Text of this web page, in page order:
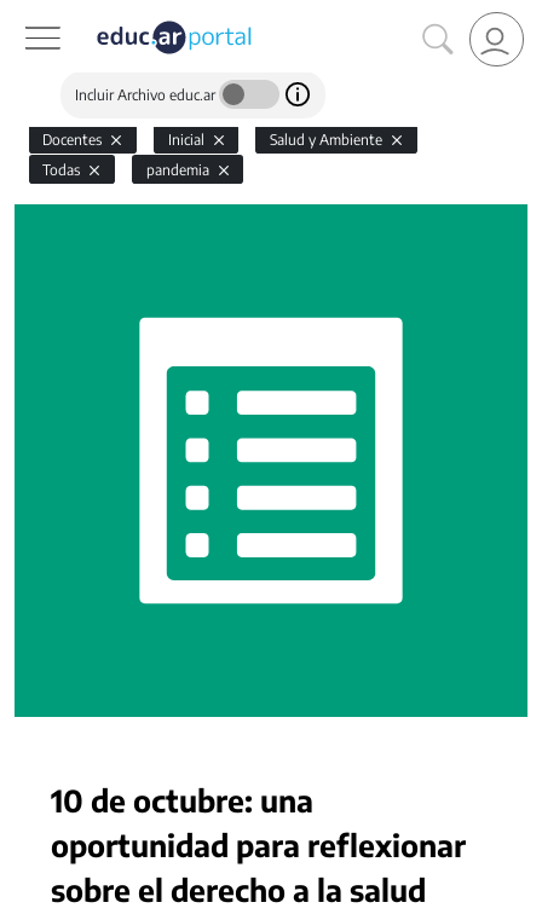
Incluir Archivo educ.ar
Docentes Inicial
Salud y Ambiente
Todas
pandemia
10 de octubre: una
oportunidad para reflexionar
sobre el derecho a la salud